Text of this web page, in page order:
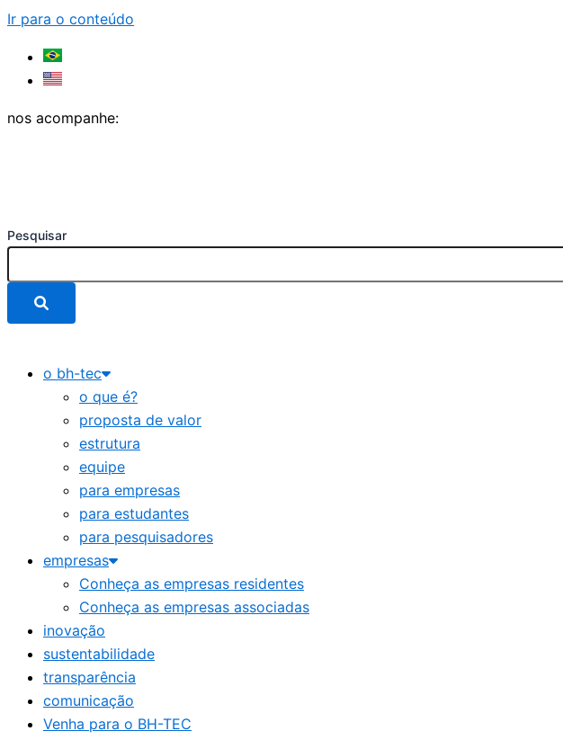
Ir para o conteúdo
nos acompanhe:
Pesquisar
o bh-tec
o que é?
proposta de valor
estrutura
equipe
para empresas
para estudantes
para pesquisadores
empresas
Conheça as empresas residentes
Conheça as empresas associadas
inovação
sustentabilidade
transparência
comunicação
Venha para o BH-TEC